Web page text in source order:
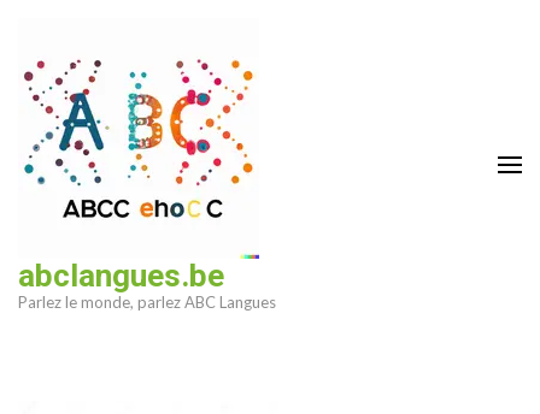
contenu
(Pressez
Entrée)
abclangues.be
Parlez le monde, parlez ABC Langues